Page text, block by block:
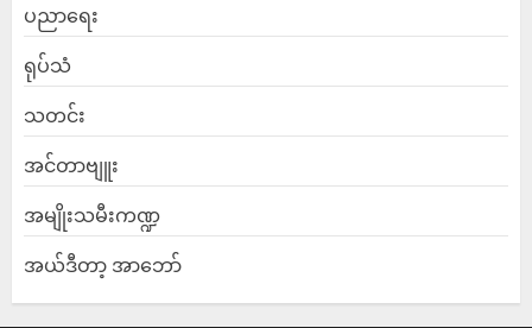
ပညာရေး
ရုပ်သံ
သတင်း
အင်တာဗျူး
အမျိုးသမီးကဏ္ဍ
အယ်ဒီတာ့ အာဘော်